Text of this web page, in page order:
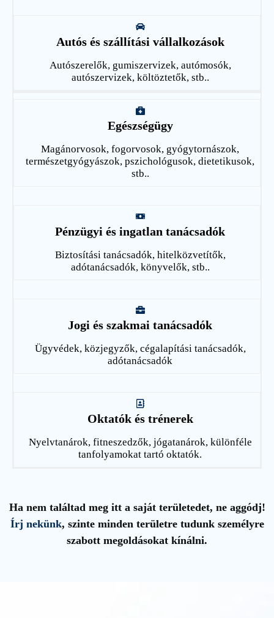
Autós és szállítási vállalkozások
Autószerelők, gumiszervizek, autómosók,
autószervizek, költöztetők, stb..
Egészségügy
Magánorvosok, fogorvosok, gyógytornászok,
természetgyógyászok, pszichológusok, dietetikusok,
stb..
Pénzügyi és ingatlan tanácsadók
Biztosítási tanácsadók, hitelközvetítők,
adótanácsadók, könyvelők, stb..
Jogi és szakmai tanácsadók
Ügyvédek, közjegyzők, cégalapítási tanácsadók,
adótanácsadók
Oktatók és trénerek
Nyelvtanárok, fitneszedzők, jógatanárok, különféle
tanfolyamokat tartó oktatók.
Ha nem találtad meg itt a saját területedet, ne aggódj!
Írj nekünk, szinte minden területre tudunk személyre
szabott megoldásokat kínálni.